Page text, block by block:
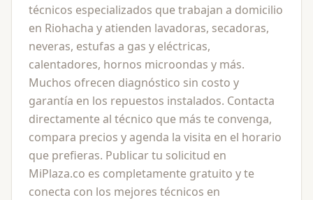
técnicos especializados que trabajan a domicilio
en Riohacha y atienden lavadoras, secadoras,
neveras, estufas a gas y eléctricas,
calentadores, hornos microondas y más.
Muchos ofrecen diagnóstico sin costo y
garantía en los repuestos instalados. Contacta
directamente al técnico que más te convenga,
compara precios y agenda la visita en el horario
que prefieras. Publicar tu solicitud en
MiPlaza.co es completamente gratuito y te
conecta con los mejores técnicos en